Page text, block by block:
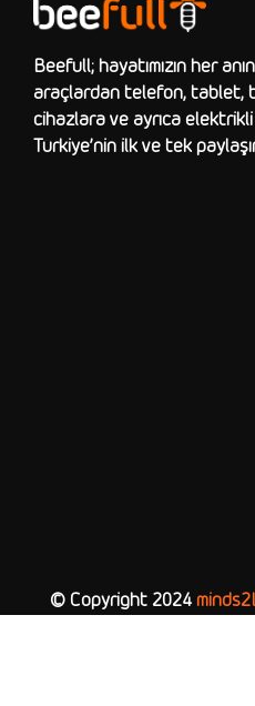
Beefull; hayatımızın her
araçlardan telefon, tablet,
cihazlara ve ayrıca
Türkiye’nin ilk ve tek
© Copyright 2024